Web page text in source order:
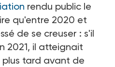
rendu public le
qu'entre 2020 et
de se creuser : s'il
2021, il atteignait
plus tard avant de